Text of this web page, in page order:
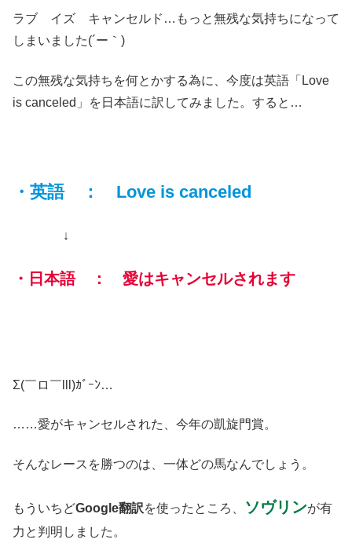
ラブ イズ キャンセルド…もっと無残な気持ちになって
しまいました(´ー｀)
この無残な気持ちを何とかする為に、今度は英語「Love
is canceled」を日本語に訳してみました。すると…
・英語 ： Love is canceled
↓
・日本語 ： 愛はキャンセルされます
Σ(￣ロ￣lll)ｶﾞｰﾝ…
……愛がキャンセルされた、今年の凱旋門賞。
そんなレースを勝つのは、一体どの馬なんでしょう。
もういちどGoogle翻訳を使ったところ、 ソヴリンが有
力と判明しました。